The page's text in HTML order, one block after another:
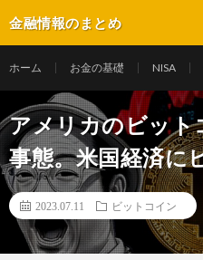
金融情報のまとめ
ホーム お金の基礎 NISA
アメリカのビット
事態。米国経済に
2023.07.11 ビットコイン